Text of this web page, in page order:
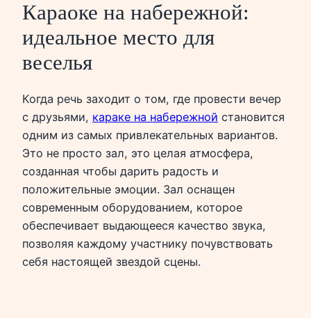
Караоке на набережной:
идеальное место для
веселья
Когда речь заходит о том, где провести вечер
с друзьями, каракe на набережной становится
одним из самых привлекательных вариантов.
Это не просто зал, это целая атмосфера,
созданная чтобы дарить радость и
положительные эмоции. Зал оснащен
современным оборудованием, которое
обеспечивает выдающееся качество звука,
позволяя каждому участнику почувствовать
себя настоящей звездой сцены.